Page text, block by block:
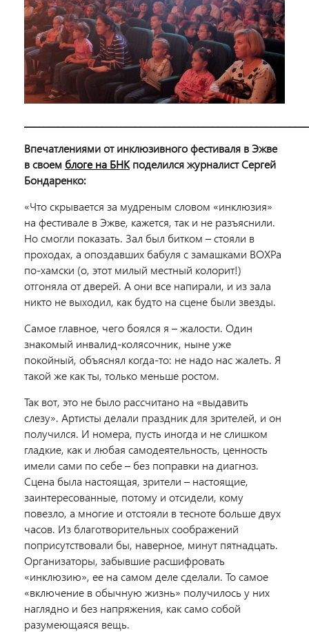
Впечатлениями от инклюзивного фестиваля в Эжве
в своем блоге на БНКподелился журналист Сергей
Бондаренко:
«Что скрывается за мудреным словом «инклюзия»
на фестивале в Эжве, кажется, так и не разъяснили.
Но смогли показать. Зал был битком – стояли в
проходах, а опоздавших бабуля с замашками ВОХРа
по-хамски (о, этот милый местный колорит!)
отгоняла от дверей. А они все напирали, и из зала
никто не выходил, как будто на сцене были звезды.
Самое главное, чего боялся я – жалости. Один
знакомый инвалид-колясочник, ныне уже
покойный, объяснял когда-то: не надо нас жалеть. Я
такой же как ты, только меньше ростом.
Так вот, это не было рассчитано на «выдавить
слезу». Артисты делали праздник для зрителей, и он
получился. И номера, пусть иногда и не слишком
гладкие, как и любая самодеятельность, ценность
имели сами по себе – без поправки на диагноз.
Сцена была настоящая, зрители – настоящие,
заинтересованные, потому и отсидели, кому
повезло, а многие и отстояли в тесноте больше двух
часов. Из благотворительных соображений
поприсутствовали бы, наверное, минут пятнадцать.
Организаторы, забывшие расшифровать
«инклюзию», ее на самом деле сделали. То самое
«включение в обычную жизнь» получилось у них
наглядно и без напряжения, как само собой
разумеющаяся вещь.